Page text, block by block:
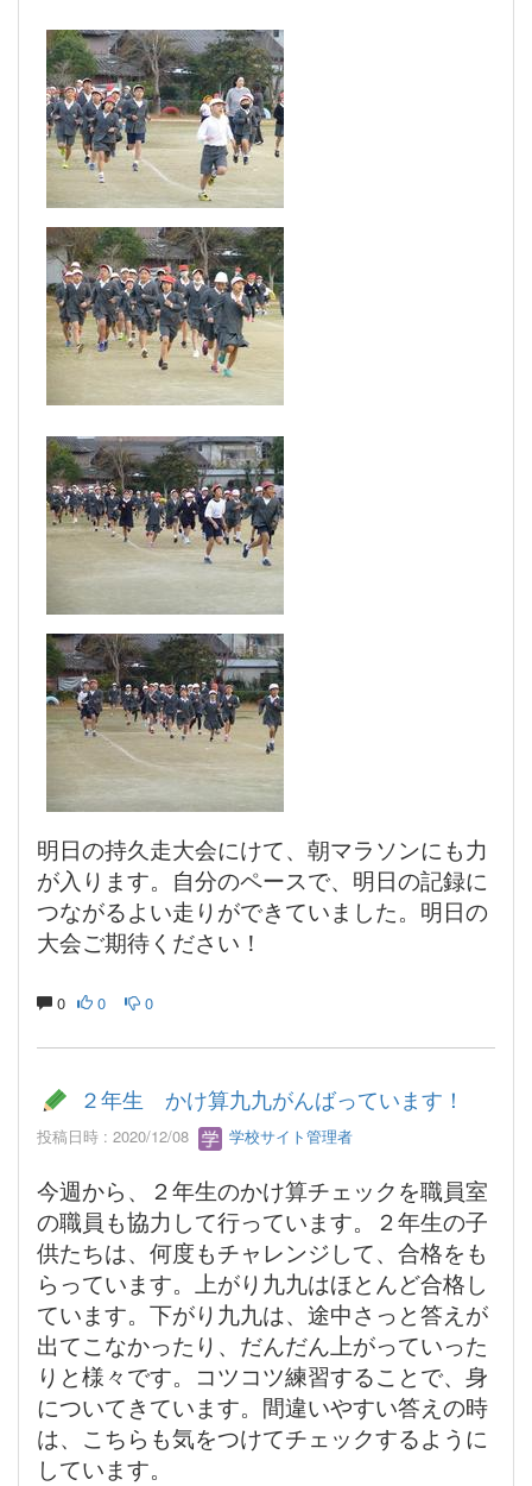
明日の持久走大会にけて、朝マラソンにも力
が入ります。自分のペースで、明日の記録に
つながるよい走りができていました。明日の
大会ご期待ください！
0 0 0
２年生 かけ算九九がんばっています！
投稿日時 : 2020/12/08 学校サイト管理者
今週から、２年生のかけ算チェックを職員室
の職員も協力して行っています。２年生の子
供たちは、何度もチャレンジして、合格をも
らっています。上がり九九はほとんど合格し
ています。下がり九九は、途中さっと答えが
出てこなかったり、だんだん上がっていった
りと様々です。コツコツ練習することで、身
についてきています。間違いやすい答えの時
は、こちらも気をつけてチェックするように
しています。